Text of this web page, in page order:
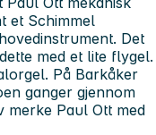
et Schimmel
Det
med et lite flygel.
På Barkåker
ganger gjennom
merke Paul Ott med